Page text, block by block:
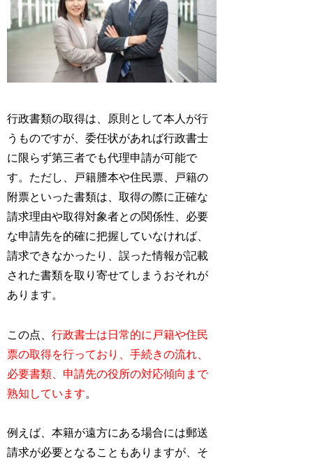
行政書類の取得は、原則として本人が行
うものですが、委任状があれば行政書士
に限らず第三者でも代理申請が可能で
す。ただし、戸籍謄本や住民票、戸籍の
附票といった書類は、取得の際に正確な
請求理由や取得対象者との関係性、必要
な申請先を的確に把握していなければ、
請求できなかったり、誤った情報が記載
された書類を取り寄せてしまうおそれが
あります。
この点、行政書士は日常的に戸籍や住民
票の取得を行っており、手続きの流れ、
必要書類、申請先の役所の対応傾向まで
熟知しています。
例えば、本籍が遠方にある場合には郵送
請求が必要となることもありますが、そ